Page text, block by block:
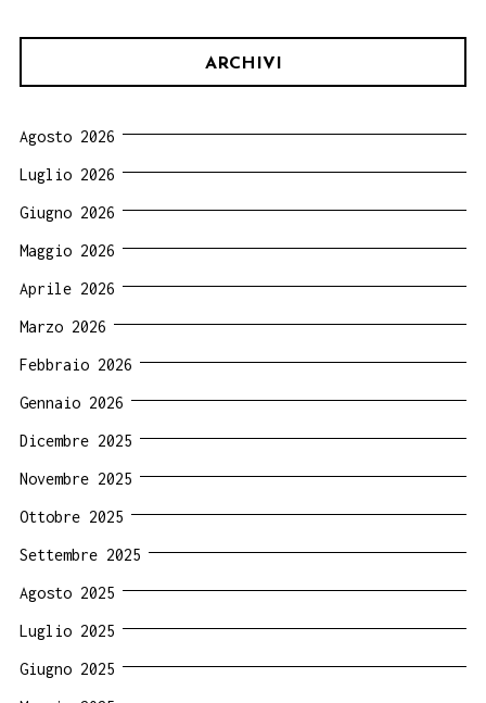
ARCHIVI
Agosto 2026
Luglio 2026
Giugno 2026
Maggio 2026
Aprile 2026
Marzo 2026
Febbraio 2026
Gennaio 2026
Dicembre 2025
Novembre 2025
Ottobre 2025
Settembre 2025
Agosto 2025
Luglio 2025
Giugno 2025